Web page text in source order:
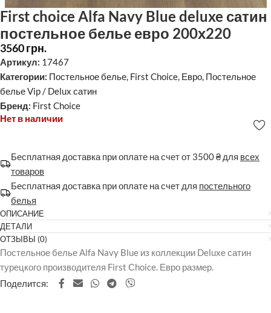
First choice Alfa Navy Blue deluxe сатин
постельное белье евро 200х220
3560грн.
Артикул: 17467
Категории: Постельное белье, First Choice, Евро, Постельное
белье Vip / Delux сатин
Бренд: First Choice
Нет в наличии
Бесплатная доставка при оплате на счет от 3500 ₴ для всех
товаров
Бесплатная доставка при оплате на счет для постельного
белья
ОПИСАНИЕ
ДЕТАЛИ
ОТЗЫВЫ (0)
Постельное белье Alfa Navy Blue из коллекции Deluxe сатин
турецкого производителя First Сhoice. Евро размер.
Поделится: